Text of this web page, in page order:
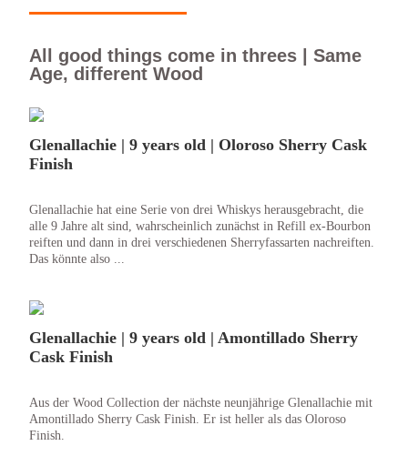
All good things come in threes | Same
Age, different Wood
Glenallachie | 9 years old | Oloroso Sherry Cask
Finish
Glenallachie hat eine Serie von drei Whiskys herausgebracht, die
alle 9 Jahre alt sind, wahrscheinlich zunächst in Refill ex-Bourbon
reiften und dann in drei verschiedenen Sherryfassarten nachreiften.
Das könnte also ...
Glenallachie | 9 years old | Amontillado Sherry
Cask Finish
Aus der Wood Collection der nächste neunjährige Glenallachie mit
Amontillado Sherry Cask Finish. Er ist heller als das Oloroso
Finish.